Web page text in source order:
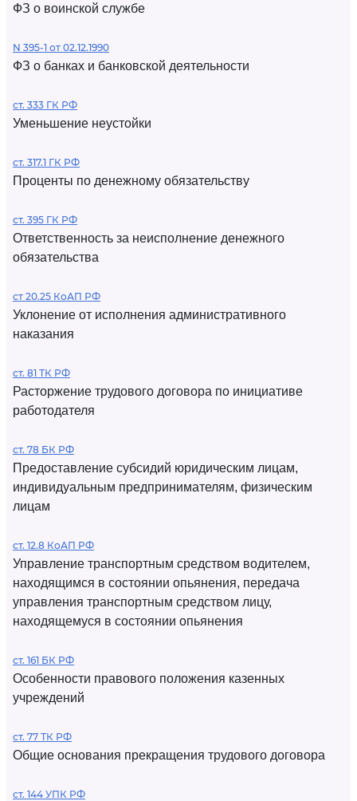
ФЗ о воинской службе
N 395-1 от 02.12.1990
ФЗ о банках и банковской деятельности
ст. 333 ГК РФ
Уменьшение неустойки
ст. 317.1 ГК РФ
Проценты по денежному обязательству
ст. 395 ГК РФ
Ответственность за неисполнение денежного
обязательства
ст 20.25 КоАП РФ
Уклонение от исполнения административного
наказания
ст. 81 ТК РФ
Расторжение трудового договора по инициативе
работодателя
ст. 78 БК РФ
Предоставление субсидий юридическим лицам,
индивидуальным предпринимателям, физическим
лицам
ст. 12.8 КоАП РФ
Управление транспортным средством водителем,
находящимся в состоянии опьянения, передача
управления транспортным средством лицу,
находящемуся в состоянии опьянения
ст. 161 БК РФ
Особенности правового положения казенных
учреждений
ст. 77 ТК РФ
Общие основания прекращения трудового договора
ст. 144 УПК РФ